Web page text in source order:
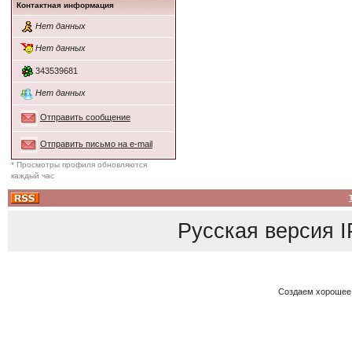
Контактная информация
Нет данных
Нет данных
343539681
Нет данных
Отправить сообщение
Отправить письмо на e-mail
* Просмотры профиля обновляются
каждый час
Русская версия
Создаем